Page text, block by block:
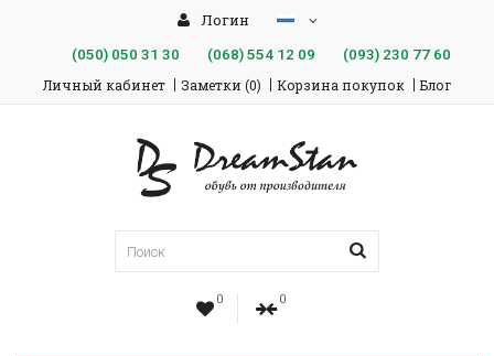
Логин
(050)050 31 30 (068)554 12 09 (093)230 77 60
Личный кабинет Заметки (0) Корзина покупок Блог
0 0